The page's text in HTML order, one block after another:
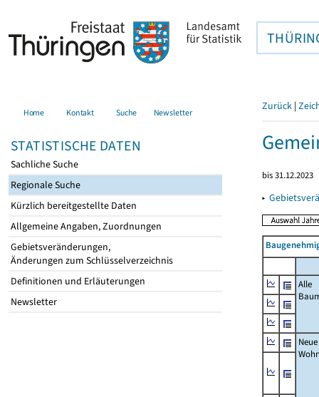
Home Kontakt Suche Newsletter
STATISTISCHE DATEN
Sachliche Suche
Regionale Suche
Kürzlich bereitgestellte Daten
Allgemeine Angaben, Zuordnungen
Gebietsveränderungen,
Änderungen zum Schlüsselverzeichnis
Definitionen und Erläuterungen
Newsletter
Zurück |
bis 31.12.2023
▸
Alle
Neue